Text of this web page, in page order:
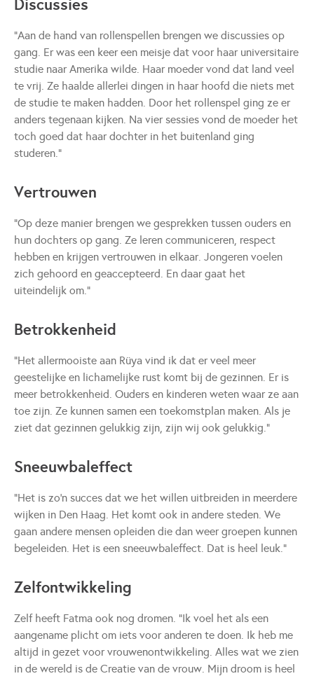
Discussies
“Aan de hand van rollenspellen brengen we discussies op
gang. Er was een keer een meisje dat voor haar universitaire
studie naar Amerika wilde. Haar moeder vond dat land veel
te vrij. Ze haalde allerlei dingen in haar hoofd die niets met
de studie te maken hadden. Door het rollenspel ging ze er
anders tegenaan kijken. Na vier sessies vond de moeder het
toch goed dat haar dochter in het buitenland ging
studeren.”
Vertrouwen
“Op deze manier brengen we gesprekken tussen ouders en
hun dochters op gang. Ze leren communiceren, respect
hebben en krijgen vertrouwen in elkaar. Jongeren voelen
zich gehoord en geaccepteerd. En daar gaat het
uiteindelijk om.”
Betrokkenheid
“Het allermooiste aan Rüya vind ik dat er veel meer
geestelijke en lichamelijke rust komt bij de gezinnen. Er is
meer betrokkenheid. Ouders en kinderen weten waar ze aan
toe zijn. Ze kunnen samen een toekomstplan maken. Als je
ziet dat gezinnen gelukkig zijn, zijn wij ook gelukkig.”
Sneeuwbaleffect
“Het is zo’n succes dat we het willen uitbreiden in meerdere
wijken in Den Haag. Het komt ook in andere steden. We
gaan andere mensen opleiden die dan weer groepen kunnen
begeleiden. Het is een sneeuwbaleffect. Dat is heel leuk.”
Zelfontwikkeling
Zelf heeft Fatma ook nog dromen. “Ik voel het als een
aangename plicht om iets voor anderen te doen. Ik heb me
altijd in gezet voor vrouwenontwikkeling. Alles wat we zien
in de wereld is de Creatie van de vrouw. Mijn droom is heel